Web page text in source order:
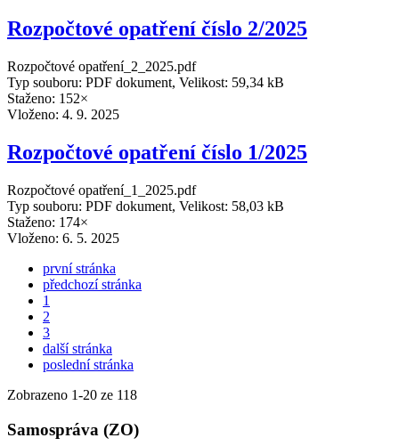
Rozpočtové opatření číslo 2/2025
Rozpočtové opatření_2_2025.pdf
Typ souboru: PDF dokument, Velikost: 59,34 kB
Staženo: 152×
Vloženo: 4. 9. 2025
Rozpočtové opatření číslo 1/2025
Rozpočtové opatření_1_2025.pdf
Typ souboru: PDF dokument, Velikost: 58,03 kB
Staženo: 174×
Vloženo: 6. 5. 2025
první stránka
předchozí stránka
1
2
3
další stránka
poslední stránka
Zobrazeno 1-20 ze 118
Samospráva (ZO)